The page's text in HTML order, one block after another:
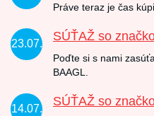
Práve teraz je čas
23.07.
SÚŤAŽ so
Poďte si s nami
BAAGL.
14.07.
SÚŤAŽ so